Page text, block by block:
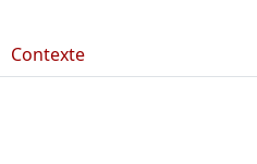
Contexte